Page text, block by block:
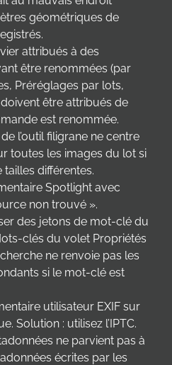
géométriques de
attribués à des
être renommées (par
Préréglages par lots,
être attribués de
est renommée.
l’outil filigrane ne centre
toutes les images du lot si
différentes.
Spotlight avec
non trouvé ».
des jetons de mot-clé du
clés du volet Propriétés
ne renvoie pas les
si le mot-clé est
utilisateur EXIF sur
Solution : utilisez l’IPTC.
ne parvient pas à
écrites par les